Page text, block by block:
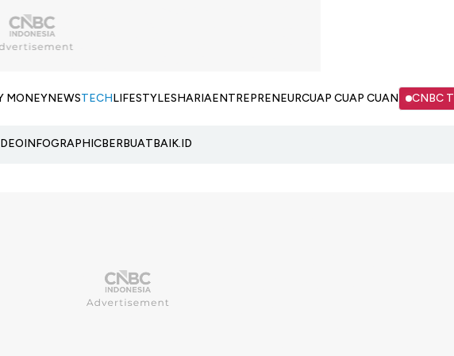
MONEYNEWSTECHLIFESTYLESHARIAENTREPRENEURCUAP CUAP CUAN CNBC
INFOGRAPHICBERBUATBAIK.ID